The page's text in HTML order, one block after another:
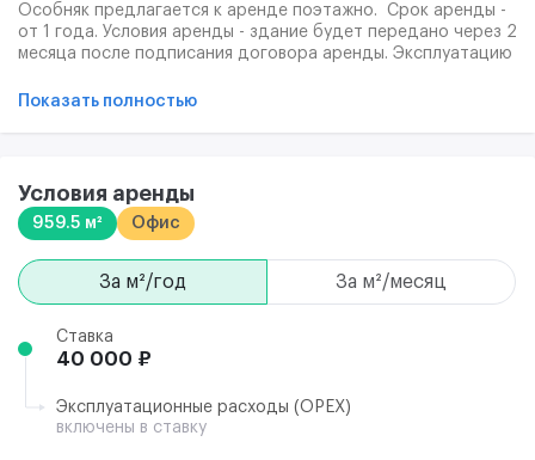
Особняк предлагается к аренде поэтажно. Срок аренды -
от 1 года. Условия аренды - здание будет передано через 2
месяца после подписания договора аренды. Эксплуатацию
арендатор. Парковочные места - 3 м/м, оплачиваются
продуман и соответствует всем необходимым требованиям
для комфортной работы. Возможно предоставление
юридического адреса.
Показать полностью
Условия аренды
959.5 м² Офис
за м²/год за м²/месяц
Ставка
40 000 ₽
Эксплуатационные расходы (ОРЕХ)
включены в ставку